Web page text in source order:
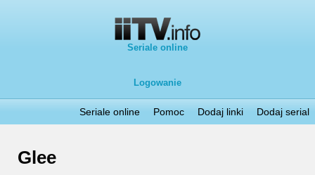
Seriale online
Logowanie
Seriale online Pomoc Dodaj linki Dodaj serial
Glee